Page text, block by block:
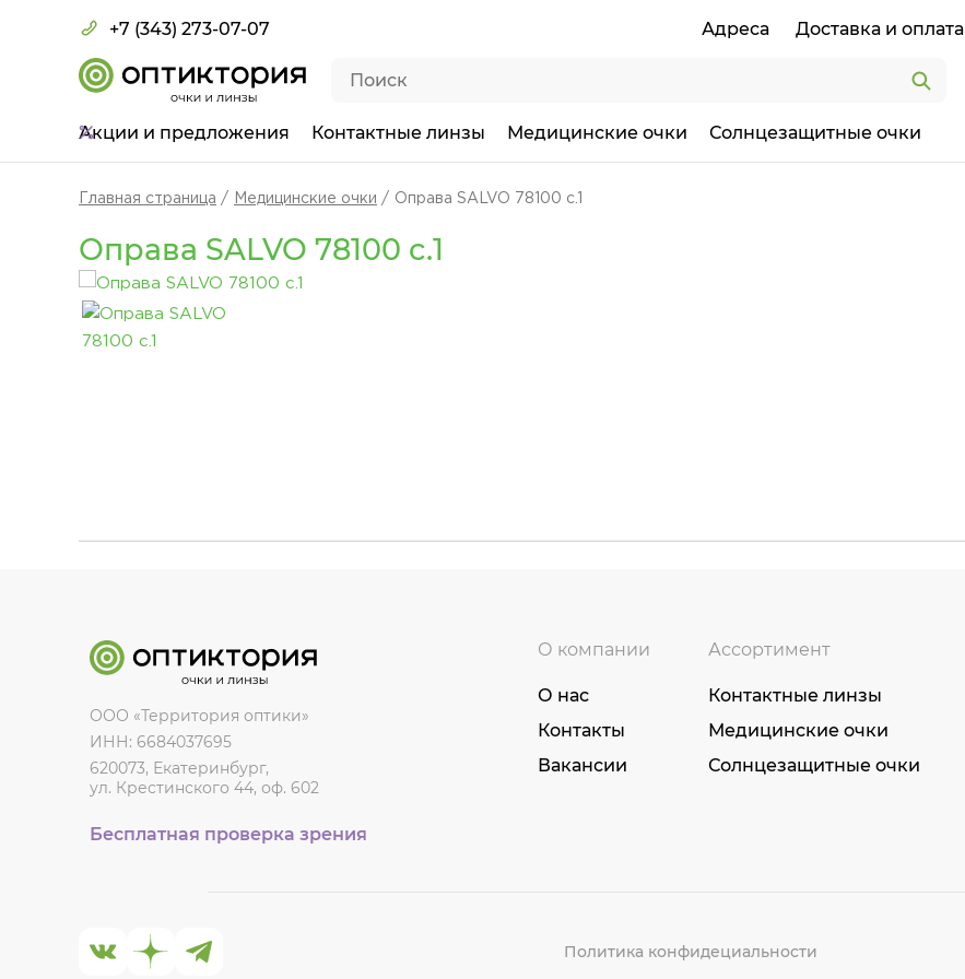
+7 (343) 273-07-07 Адреса Доставка и оплата
Акции и предложения Контактные линзы Медицинские очки Солнцезащитные очки
Главная страница Медицинские очки Оправа SALVO 78100 c.1
Оправа SALVO 78100 c.1
ООО «Территория оптики»
ИНН: 6684037695
620073, Екатеринбург,
ул. Крестинского 44, оф. 602
Бесплатная проверка зрения
О компании
О нас
Контакты
Вакансии
Ассортимент
Контактные линзы
Медицинские очки
Солнцезащитные очки
Политика конфидециальности